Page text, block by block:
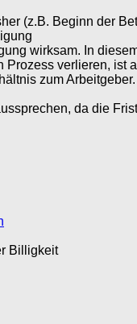
(z.B. Beginn der
wirksam. In
verlieren, ist
zum
da die
Billigkeit